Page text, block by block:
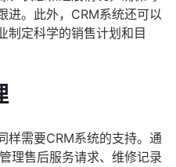
进。此外，CRM系统还可以
制定科学的销售计划和目
样需要CRM系统的支持。通
理售后服务请求、维修记录